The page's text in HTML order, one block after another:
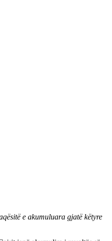
e akumuluara gjatë këtyre